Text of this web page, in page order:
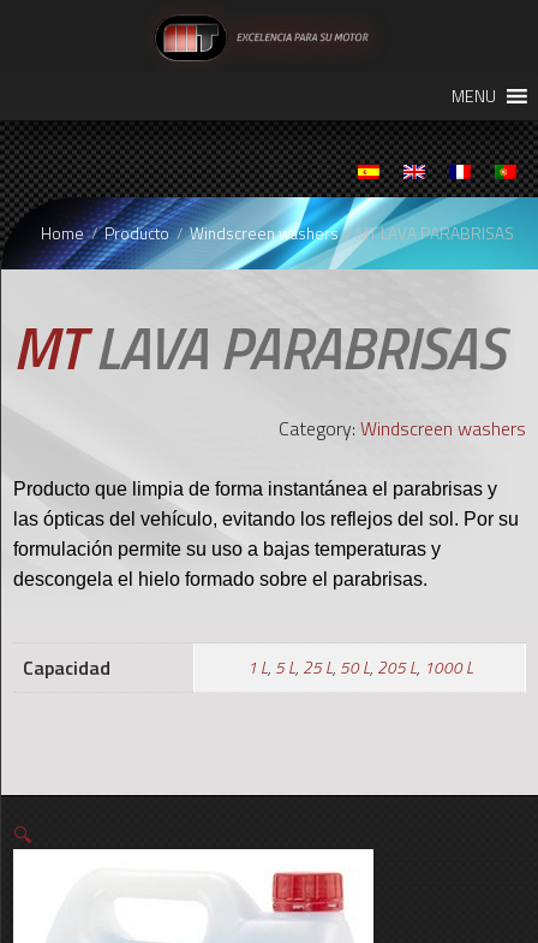
TO
CONTENT
MENU
Home/Producto/Windscreen washers/ MT LAVA PARABRISAS
MTLAVA PARABRISAS
Category: Windscreen washers
Producto que limpia de forma instantánea el parabrisas y
las ópticas del vehículo, evitando los reflejos del sol. Por su
formulación permite su uso a bajas temperaturas y
descongela el hielo formado sobre el parabrisas.
Capacidad 1 L, 5 L, 25 L, 50 L, 205 L, 1000 L
🔍